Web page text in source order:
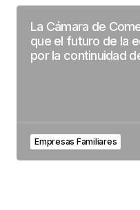
La Cámara de
que el futuro de la
por la continuidad
Empresas Familiares